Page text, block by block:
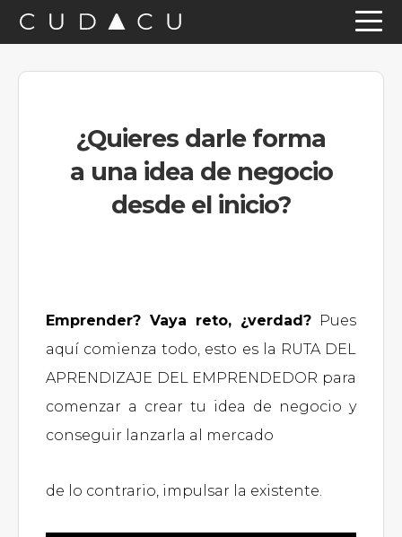
Saltar
a
Saltar
al
contenido
Saltar
a
¿Quieres darle forma
a una idea de negocio
desde el inicio?
Emprender? Vaya reto, ¿verdad? Pues
aquí comienza todo, esto es la RUTA DEL
APRENDIZAJE DEL EMPRENDEDOR para
comenzar a crear tu idea de negocio y
conseguir lanzarla al mercado
de lo contrario, impulsar la existente.